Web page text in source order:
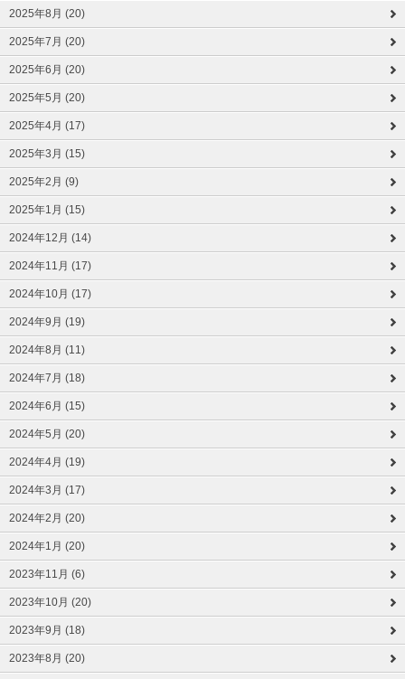
2025年8月 (20)
2025年7月 (20)
2025年6月 (20)
2025年5月 (20)
2025年4月 (17)
2025年3月 (15)
2025年2月 (9)
2025年1月 (15)
2024年12月 (14)
2024年11月 (17)
2024年10月 (17)
2024年9月 (19)
2024年8月 (11)
2024年7月 (18)
2024年6月 (15)
2024年5月 (20)
2024年4月 (19)
2024年3月 (17)
2024年2月 (20)
2024年1月 (20)
2023年11月 (6)
2023年10月 (20)
2023年9月 (18)
2023年8月 (20)